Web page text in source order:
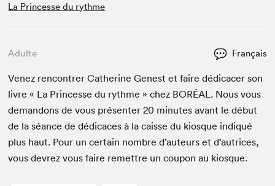
La Princesse du rythme
Adulte Français
Venez ren­con­tr­er Cather­ine Gen­est et faire dédi­cac­er son
livre « La Princesse du rythme » chez BORÉAL. Nous vous
deman­dons de vous présen­ter20 min­utes avant le début
de la séance de dédi­caces à la caisse du kiosque indiqué
plus haut. Pour un cer­tain nom­bre d’auteurs et d’autrices,
vous devrez vous faire remet­tre un coupon au kiosque.